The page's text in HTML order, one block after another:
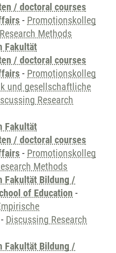
/ doctoral courses
- Promotionskolleg
Methods
Fakultät
/ doctoral courses
- Promotionskolleg
und gesellschaftliche
Research
Fakultät
/ doctoral courses
- Promotionskolleg
Methods
Fakultät Bildung /
of Education -
- Discussing Research
Fakultät Bildung /